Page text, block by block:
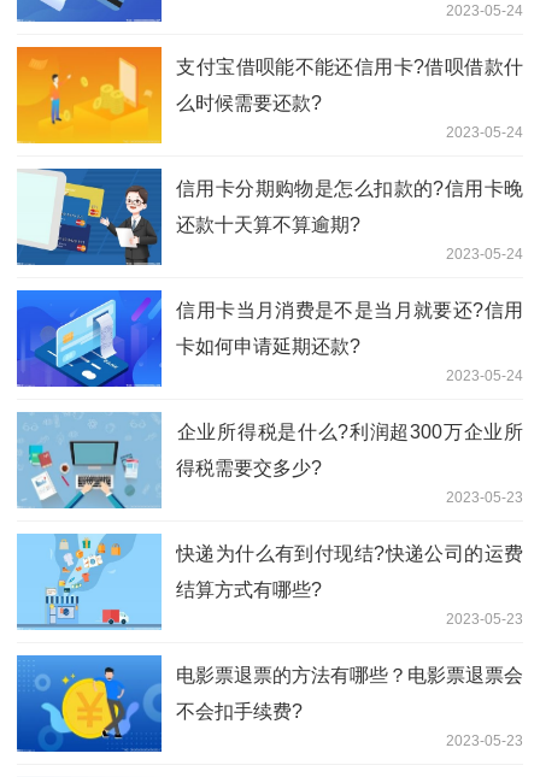
2023-05-24
​支付宝借呗能不能还信用卡?借呗借款什
么时候需要还款?
2023-05-24
信用卡分期购物是怎么扣款的?信用卡晚
还款十天算不算逾期?
2023-05-24
​信用卡当月消费是不是当月就要还?信用
卡如何申请延期还款?
2023-05-24
​企业所得税是什么?利润超300万企业所
得税需要交多少?
2023-05-23
快递为什么有到付现结?快递公司的运费
结算方式有哪些?
2023-05-23
电影票退票的方法有哪些？电影票退票会
不会扣手续费?
2023-05-23